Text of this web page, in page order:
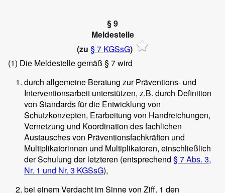
§ 9
Meldestelle
(zu § 7 KGSsG)
(1) Die Meldestelle gemäß § 7 wird
durch allgemeine Beratung zur Präventions- und
Interventionsarbeit unterstützen, z.B. durch Definition
von Standards für die Entwicklung von
Schutzkonzepten, Erarbeitung von Handreichungen,
Vernetzung und Koordination des fachlichen
Austausches von Präventionsfachkräften und
Multiplikatorinnen und Multiplikatoren, einschließlich
der Schulung der letzteren (entsprechend § 7 Abs. 3,
Nr. 1 und Nr. 3 KGSsG),
bei einem Verdacht im Sinne von Ziff. 1 den